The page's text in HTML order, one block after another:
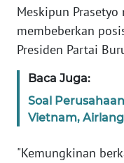
Meskipun
membeberkan
Presiden Partai
Baca Juga:
Soal
Vietnam,
"Kemungkinan
Wahana
Regional
WN
WN